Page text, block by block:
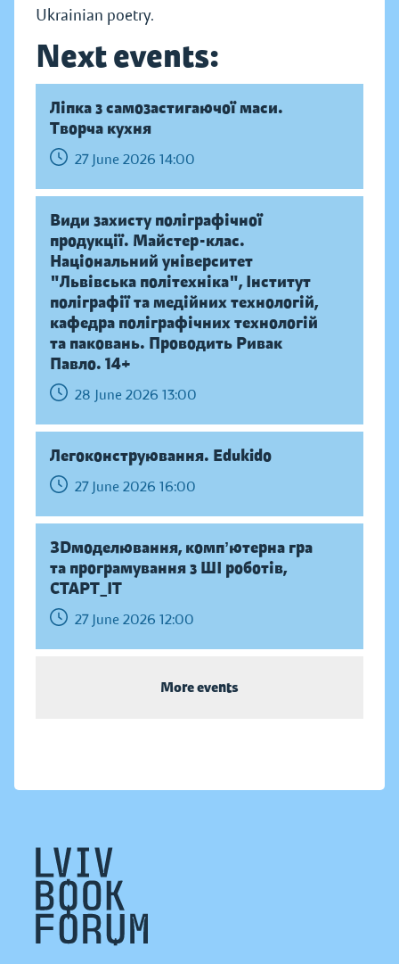
Ukrainian poetry.
Next events:
Ліпка з самозастигаючої маси.
Творча кухня
27 June 2026 14:00
Види захисту поліграфічної
продукції. Майстер-клас.
Національний університет
"Львівська політехніка", Інститут
поліграфії та медійних технологій,
кафедра поліграфічних технологій
та паковань. Проводить Ривак
Павло. 14+
28 June 2026 13:00
Легоконструювання. Edukido
27 June 2026 16:00
ЗDмоделювання, компʼютерна гра
та програмування з ШІ роботів,
СТАРТ_ІТ
27 June 2026 12:00
More events